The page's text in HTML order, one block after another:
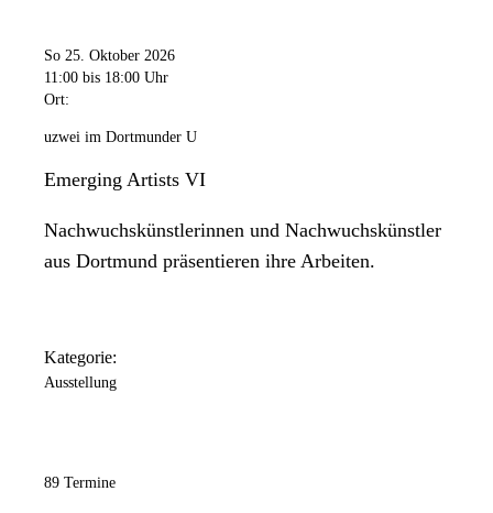
So 25. Oktober 2026
11:00 bis 18:00 Uhr
Ort:
uzwei im Dortmunder U
Emerging Artists VI
Nachwuchskünstlerinnen und Nachwuchskünstler
aus Dortmund präsentieren ihre Arbeiten.
Kategorie:
Ausstellung
89 Termine